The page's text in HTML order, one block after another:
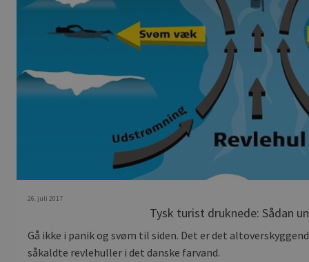
26. juli 2017
Tysk turist druknede: Sådan
Gå ikke i panik og svøm til siden. Det er det
såkaldte revlehuller i det danske farvand.